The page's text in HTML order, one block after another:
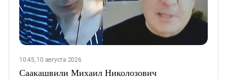
10:45, 10 августа 2026
Саакашвили Михаил Николозович